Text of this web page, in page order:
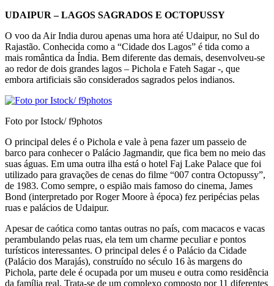
UDAIPUR – LAGOS SAGRADOS E OCTOPUSSY
O voo da Air India durou apenas uma hora até Udaipur, no Sul do
Rajastão. Conhecida como a “Cidade dos Lagos” é tida como a
mais romântica da Índia. Bem diferente das demais, desenvolveu-se
ao redor de dois grandes lagos – Pichola e Fateh Sagar -, que
embora artificiais são considerados sagrados pelos indianos.
Foto por Istock/ f9photos
O principal deles é o Pichola e vale à pena fazer um passeio de
barco para conhecer o Palácio Jag­mandir, que fica bem no meio das
suas águas. Em uma outra ilha está o hotel Faj Lake Palace que foi
utilizado para gravações de cenas do filme “007 contra Octopussy”,
de 1983. Como sempre, o es­pião mais famoso do cinema, James
Bond (inter­pretado por Roger Moore à época) fez peripécias pelas
ruas e palácios de Udaipur.
Apesar de caótica como tantas outras no país, com macacos e vacas
perambulando pelas ruas, ela tem um charme peculiar e pontos
turísticos inte­ressantes. O principal deles é o Palácio da Cidade
(Palácio dos Marajás), construído no século 16 às margens do
Pichola, parte dele é ocupada por um museu e outra como residência
da família real. Tra­ta-se de um complexo composto por 11 diferentes